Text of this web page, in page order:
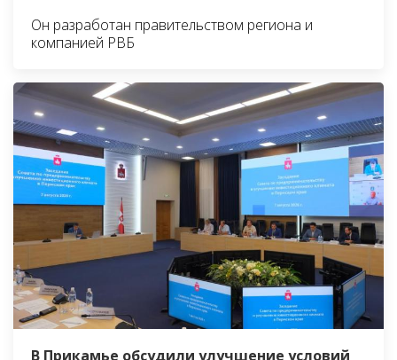
Он разработан правительством региона и
компанией РВБ
В Прикамье обсудили улучшение условий